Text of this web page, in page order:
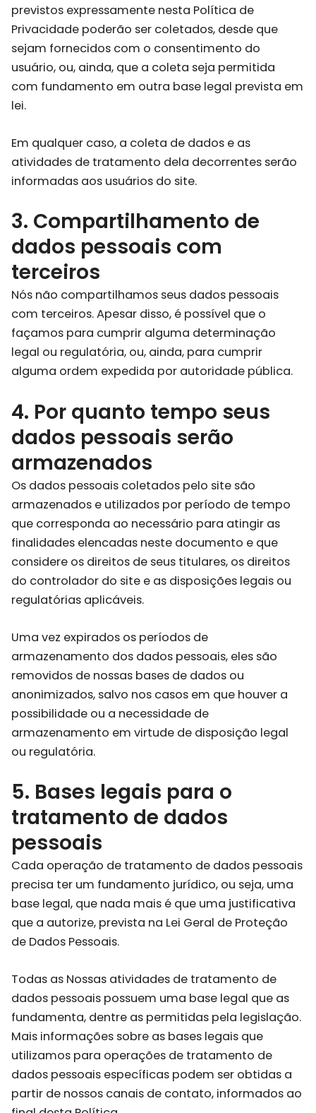
previstos expressamente nesta Política de
Privacidade poderão ser coletados, desde que
sejam fornecidos com o consentimento do
usuário, ou, ainda, que a coleta seja permitida
com fundamento em outra base legal prevista em
lei.
Em qualquer caso, a coleta de dados e as
atividades de tratamento dela decorrentes serão
informadas aos usuários do site.
3. Compartilhamento de
dados pessoais com
terceiros
Nós não compartilhamos seus dados pessoais
com terceiros. Apesar disso, é possível que o
façamos para cumprir alguma determinação
legal ou regulatória, ou, ainda, para cumprir
alguma ordem expedida por autoridade pública.
4. Por quanto tempo seus
dados pessoais serão
armazenados
Os dados pessoais coletados pelo site são
armazenados e utilizados por período de tempo
que corresponda ao necessário para atingir as
finalidades elencadas neste documento e que
considere os direitos de seus titulares, os direitos
do controlador do site e as disposições legais ou
regulatórias aplicáveis.
Uma vez expirados os períodos de
armazenamento dos dados pessoais, eles são
removidos de nossas bases de dados ou
anonimizados, salvo nos casos em que houver a
possibilidade ou a necessidade de
armazenamento em virtude de disposição legal
ou regulatória.
5. Bases legais para o
tratamento de dados
pessoais
Cada operação de tratamento de dados pessoais
precisa ter um fundamento jurídico, ou seja, uma
base legal, que nada mais é que uma justificativa
que a autorize, prevista na Lei Geral de Proteção
de Dados Pessoais.
Todas as Nossas atividades de tratamento de
dados pessoais possuem uma base legal que as
fundamenta, dentre as permitidas pela legislação.
Mais informações sobre as bases legais que
utilizamos para operações de tratamento de
dados pessoais específicas podem ser obtidas a
partir de nossos canais de contato, informados ao